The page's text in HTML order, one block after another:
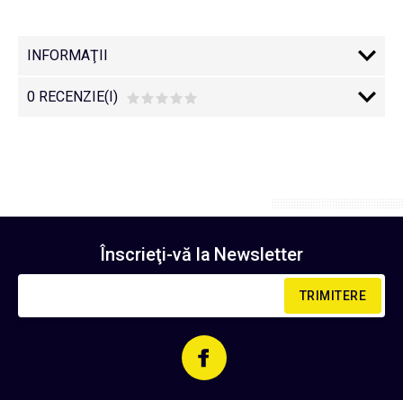
INFORMAŢII
0 RECENZIE(I)
Înscrieţi-vă la Newsletter
TRIMITERE